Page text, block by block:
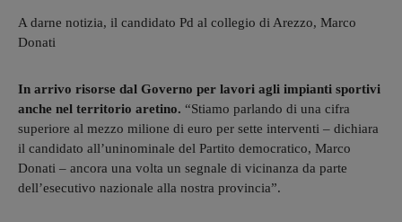
A darne notizia, il candidato Pd al collegio di Arezzo, Marco
Donati
In arrivo risorse dal Governo per lavori agli impianti sportivi
anche nel territorio aretino. “Stiamo parlando di una cifra
superiore al mezzo milione di euro per sette interventi – dichiara
il candidato all’uninominale del Partito democratico, Marco
Donati – ancora una volta un segnale di vicinanza da parte
dell’esecutivo nazionale alla nostra provincia”.